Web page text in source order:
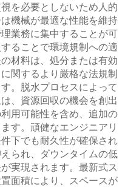
を必要としないため人的
機械が最適な性能を維持
業務に集中することが可
ることで環境規制への適
材料は、処分または有効
関するより厳格な法規制
。脱水プロセスによって
、資源回収の機会を創出
用可能性を含め、追加の
す。頑健なエンジニアリ
下でも耐久性が確保され
られ、ダウンタイムの低
実現されます。最新式ス
面積により、スペースが